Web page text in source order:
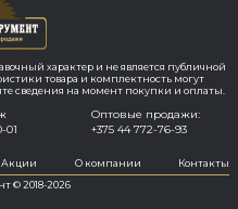
характер и не является публичной
товара и комплектность могут
сведения на момент покупки и оплаты.
01
Оптовые продажи:
+375 44 772-76-93
Акции О компании
Контакты
© 2018-2026